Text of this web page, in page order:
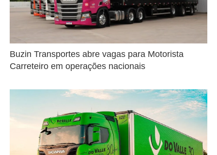
Buzin Transportes abre vagas para Motorista
Carreteiro em operações nacionais